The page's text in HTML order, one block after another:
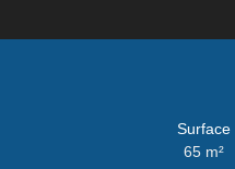
Surface
65 m²